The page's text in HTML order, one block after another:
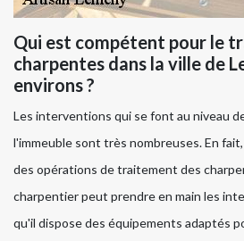
Qui est compétent pour le
charpentes dans la ville de
environs ?
Les interventions qui se font au niveau
l'immeuble sont très nombreuses. En
des opérations de traitement des
charpentier peut prendre en main les
qu'il dispose des équipements adaptés